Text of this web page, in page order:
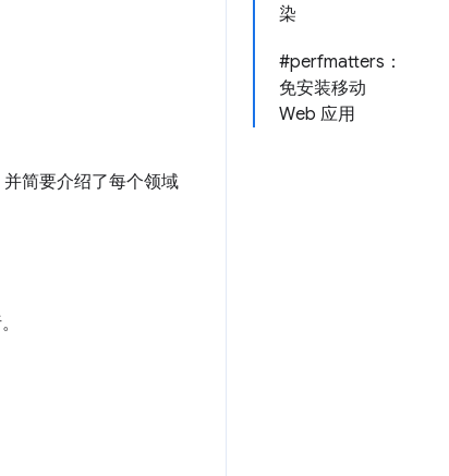
染
#perfmatters：
免安装移动
Web 应用
简要介绍了每个领域